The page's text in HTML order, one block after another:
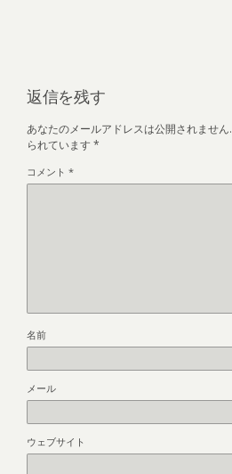
返信を残す
あなたのメールアドレスは公開されません.
られています *
コメント *
名前
メール
ウェブサイト